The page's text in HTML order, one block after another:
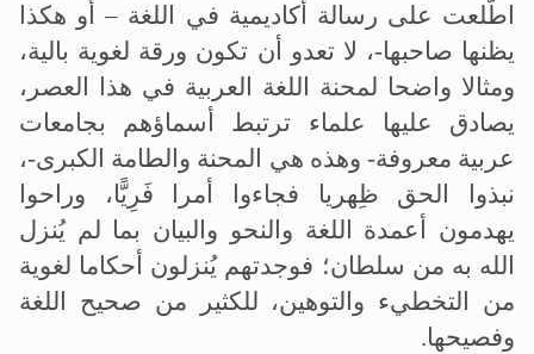
اطّلعت على رسالة أكاديمية في اللغة – أو هكذا
يظنها صاحبها-، لا تعدو أن تكون ورقة لغوية بالية،
ومثالا واضحا لمحنة اللغة العربية في هذا العصر،
يصادق عليها علماء ترتبط أسماؤهم بجامعات
عربية معروفة- وهذه هي المحنة والطامة الكبرى-،
نبذوا الحق ظِهريا فجاءوا أمرا فَرِيًّا، وراحوا
يهدمون أعمدة اللغة والنحو والبيان بما لم يُنزل
الله به من سلطان؛ فوجدتهم يُنزلون أحكاما لغوية
من التخطيء والتوهين، للكثير من صحيح اللغة
وفصيحها.